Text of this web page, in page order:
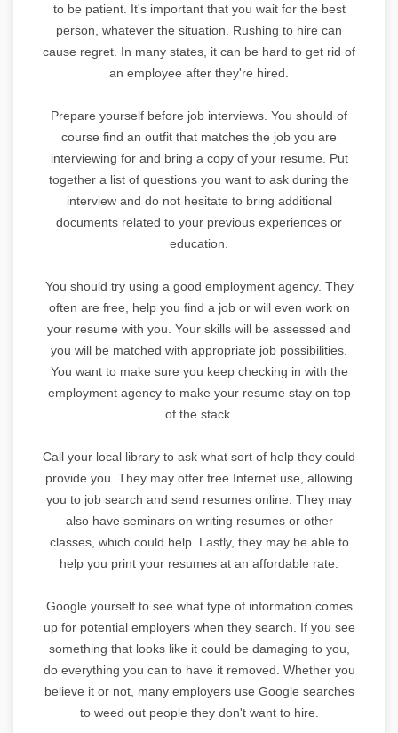
to be patient. It's important that you wait for the best
person, whatever the situation. Rushing to hire can
cause regret. In many states, it can be hard to get rid of
an employee after they're hired.
Prepare yourself before job interviews. You should of
course find an outfit that matches the job you are
interviewing for and bring a copy of your resume. Put
together a list of questions you want to ask during the
interview and do not hesitate to bring additional
documents related to your previous experiences or
education.
You should try using a good employment agency. They
often are free, help you find a job or will even work on
your resume with you. Your skills will be assessed and
you will be matched with appropriate job possibilities.
You want to make sure you keep checking in with the
employment agency to make your resume stay on top
of the stack.
Call your local library to ask what sort of help they could
provide you. They may offer free Internet use, allowing
you to job search and send resumes online. They may
also have seminars on writing resumes or other
classes, which could help. Lastly, they may be able to
help you print your resumes at an affordable rate.
Google yourself to see what type of information comes
up for potential employers when they search. If you see
something that looks like it could be damaging to you,
do everything you can to have it removed. Whether you
believe it or not, many employers use Google searches
to weed out people they don't want to hire.